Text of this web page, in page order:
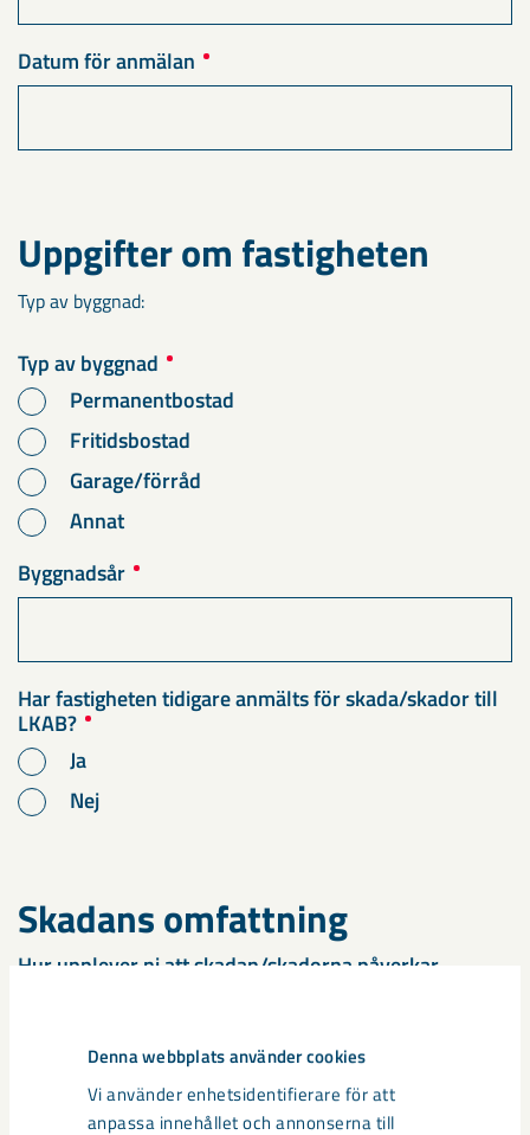
Denna webbplats använder cookies
Vi använder enhetsidentifierare för att
anpassa innehållet och annonserna till
Datum för anmälan
Uppgifter om fastigheten
Typ av byggnad:
Typ av byggnad
Permanentbostad
Fritidsbostad
Garage/förråd
Annat
Byggnadsår
Har fastigheten tidigare anmälts för skada/skador till
LKAB?
Ja
Nej
Skadans omfattning
Hur upplever ni att skadan/skadorna påverkar
ytskikt)
Påverkar funktion (t.ex. dörrar/fönster kärvar,
golv lutar, VVS)